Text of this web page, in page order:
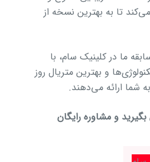
تا به بهترین نسخه از
ما در کلینیک سام، با
و بهترین متریال روز
شما ارائه می‌دهند.
و مشاوره رایگان